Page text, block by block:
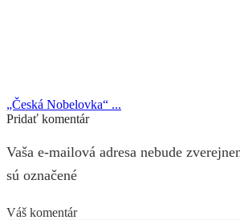
„Česká Nobelovka“ ...
Pridať komentár
Vaša e-mailová adresa nebude
sú označené
Váš komentár